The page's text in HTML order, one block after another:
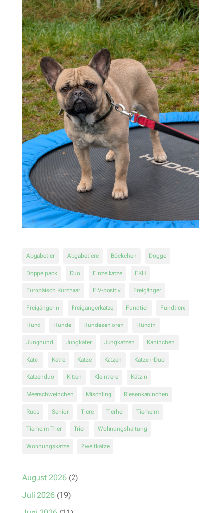
Abgabetier Abgabetiere Böckchen Dogge
Doppelpack Duo Einzelkatze EKH
Europäisch Kurzhaar FIV-positiv Freigänger
Freigängerin Freigängerkatze Fundtier Fundtiere
Hund Hunde Hundesenioren Hündin
Junghund Jungkater Jungkatzen Kaninchen
Kater Katre Katze Katzen Katzen-Duo
Katzenduo Kitten Kleintiere Kätzin
Meerschweinchen Mischling Riesenkaninchen
Rüde Senior Tiere Tierhei Tierheim
Tierheim Trier Trier Wohnungshaltung
Wohnungskatze Zweitkatze
August 2026(2)
Juli 2026(19)